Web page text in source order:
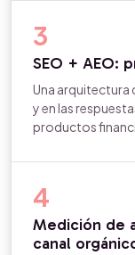
3
SEO + AEO:
Una arquitectura
y en las
productos
4
Medición de
canal